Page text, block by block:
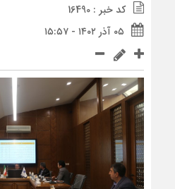
کد خبر : 16490
۰۵ آذر ۱۴۰۲ - ۱۵:۵۷